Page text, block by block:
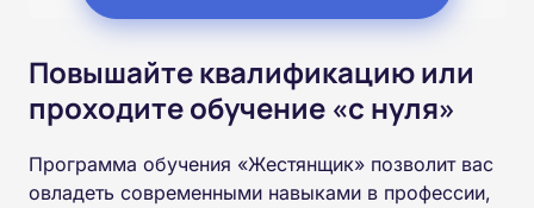
Повышайте квалификацию или
проходите обучение «с нуля»
Программа обучения «Жестянщик» позволит вас
овладеть современными навыками в профессии,